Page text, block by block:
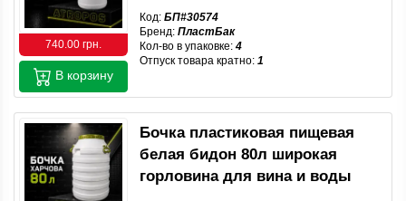
740.00 грн.
Код: БП#30574
Бренд: ПластБак
Кол-во в упаковке: 4
Отпуск товара кратно: 1
В корзину
Бочка пластиковая пищевая
белая бидон 80л широкая
горловина для вина и воды